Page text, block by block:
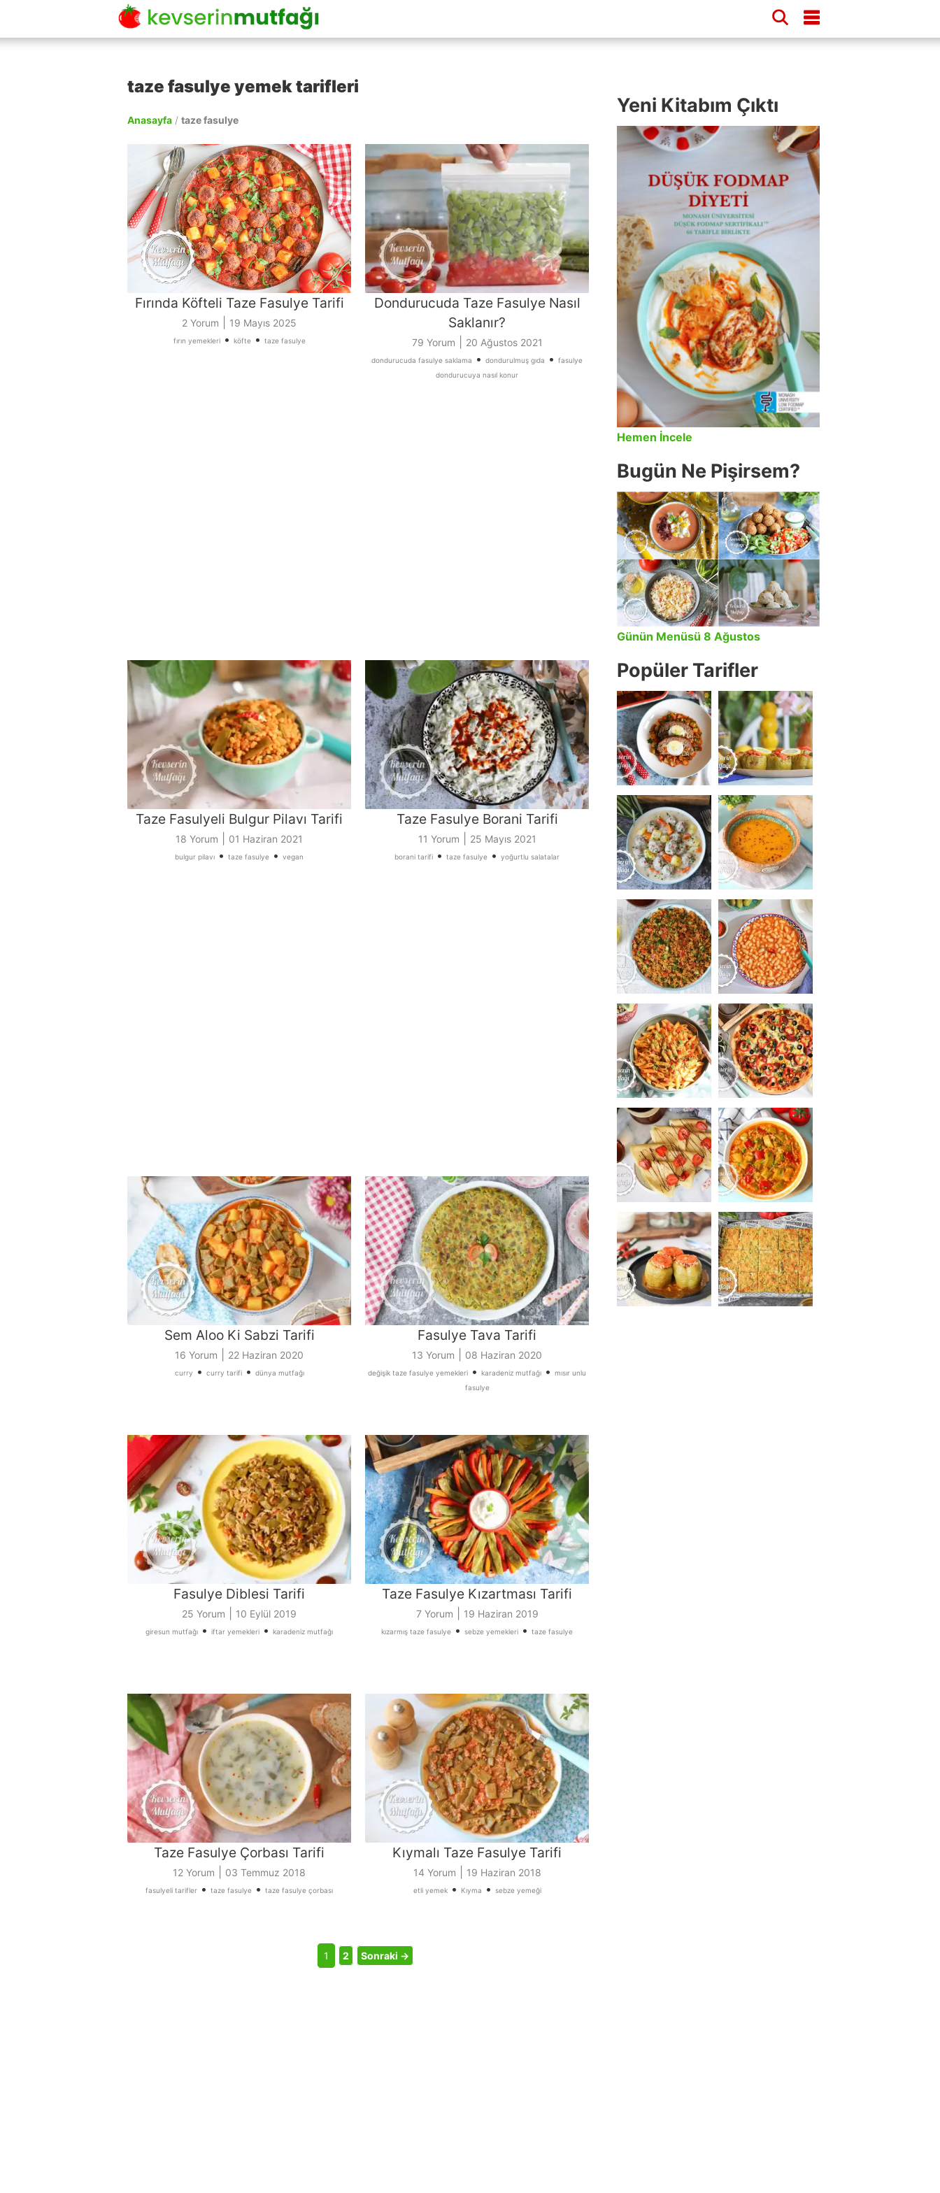
taze fasulye yemek tarifleri
Anasayfa / taze fasulye
Fırında Köfteli Taze Fasulye Tarifi
2 Yorum 19 Mayıs 2025
fırın yemekleri• köfte• taze fasulye
Dondurucuda Taze Fasulye Nasıl
Saklanır?
79 Yorum 20 Ağustos 2021
dondurucuda fasulye saklama • dondurulmuş gıda • fasulye
dondurucuya nasıl konur
Taze Fasulyeli Bulgur Pilavı Tarifi
18 Yorum 01 Haziran 2021
bulgur pilavı • taze fasulye • vegan
Taze Fasulye Borani Tarifi
11 Yorum 25 Mayıs 2021
borani tarifi • taze fasulye • yoğurtlu salatalar
Sem Aloo Ki Sabzi Tarifi
16 Yorum 22 Haziran 2020
curry • curry tarifi• dünya mutfağı
Fasulye Tava Tarifi
13 Yorum 08 Haziran 2020
değişik taze fasulye yemekleri • karadeniz mutfağı • mısır unlu
fasulye
Fasulye Diblesi Tarifi
25 Yorum 10 Eylül 2019
giresun mutfağı • iftar yemekleri • karadeniz mutfağı
Taze Fasulye Kızartması Tarifi
7 Yorum 19 Haziran 2019
kızarmış taze fasulye • sebze yemekleri • taze fasulye
Taze Fasulye Çorbası Tarifi
12 Yorum 03 Temmuz 2018
fasulyeli tarifler • taze fasulye • taze fasulye çorbası
Kıymalı Taze Fasulye Tarifi
14 Yorum 19 Haziran 2018
etli yemek• Kıyma • sebze yemeği
1 2 Sonraki →
Yeni Kitabım Çıktı
Hemen İncele
Bugün Ne Pişirsem?
Günün Menüsü 8 Ağustos
Popüler Tarifler